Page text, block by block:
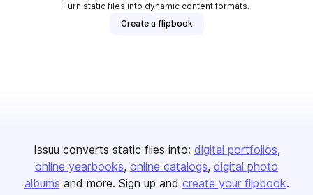
Turn static files into dynamic content formats.
Create a flipbook
Issuu converts static files into: digital portfolios
online yearbooks online catalogs digital photo
albums and more. Sign up and create your flipbook.